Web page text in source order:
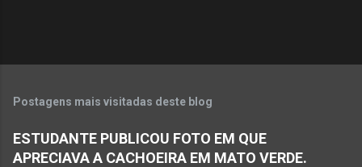
Postagens mais visitadas deste blog
ESTUDANTE PUBLICOU FOTO EM QUE
APRECIAVA A CACHOEIRA EM MATO VERDE.